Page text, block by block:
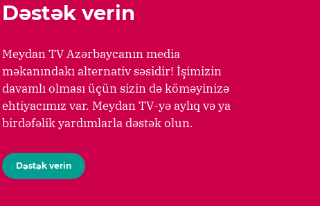
Dəstək verin
Meydan TV Azərbaycanın media
məkanındakı alternativ səsidir! İşimizin
davamlı olması üçün sizin də köməyinizə
ehtiyacımız var. Meydan TV-yə aylıq və ya
birdəfəlik yardımlarla dəstək olun.
Dəstək verin